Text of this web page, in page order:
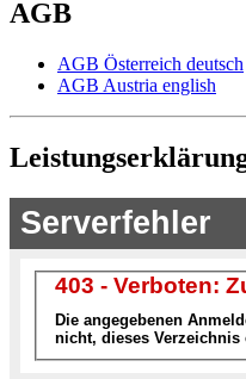
AGB
AGB Österreich deutsch
AGB Austria english